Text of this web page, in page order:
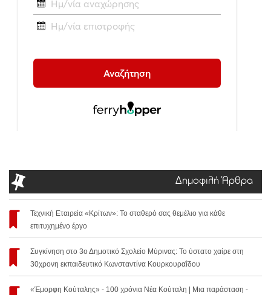
Δημοφιλή Άρθρα
Τεχνική Εταιρεία «Κρίτων»: Το σταθερό σας θεμέλιο για κάθε
επιτυχημένο έργο
Συγκίνηση στο 3ο Δημοτικό Σχολείο Μύρινας: Το ύστατο χαίρε στη
30χρονη εκπαιδευτικό Κωνσταντίνα Κουρκουραΐδου
«Έμορφη Κούταλης» - 100 χρόνια Νέα Κούταλη | Μια παράσταση -